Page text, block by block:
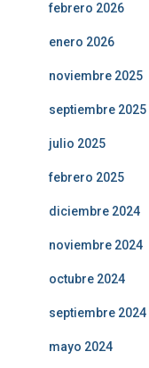
febrero 2026
enero 2026
noviembre 2025
septiembre 2025
julio 2025
febrero 2025
diciembre 2024
noviembre 2024
octubre 2024
septiembre 2024
mayo 2024